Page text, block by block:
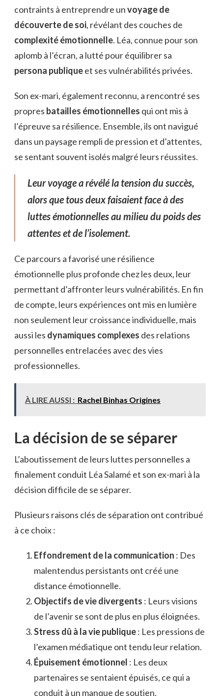
contraints à entreprendre unvoyage de
découverte de soi, révélant des couches de
complexité émotionnelle. Léa, connue pour son
aplomb à l’écran, a lutté pour équilibrer sa
persona publiqueet ses vulnérabilités privées.
Son ex-mari, également reconnu, a rencontré ses
propres batailles émotionnelles qui ont mis à
l’épreuve sa résilience. Ensemble, ils ont navigué
dans un paysage rempli de pression et d’attentes,
se sentant souvent isolés malgré leurs réussites.
Leur voyage a révélé la tension du succès,
alors que tous deux faisaient face à des
luttes émotionnelles au milieu du poids des
attentes et de l’isolement.
Ce parcours a favorisé une résilience
émotionnelle plus profonde chez les deux, leur
permettant d’affronter leurs vulnérabilités. En fin
de compte, leurs expériences ont mis en lumière
non seulement leur croissance individuelle, mais
aussi les dynamiques complexes des relations
personnelles entrelacées avec des vies
professionnelles.
À LIRE AUSSI : Rachel Binhas Origines
La décision de se séparer
L’aboutissement de leurs luttes personnelles a
finalement conduit Léa Salamé et son ex-mari à la
décision difficile de se séparer.
Plusieurs raisons clés de séparation ont contribué
à ce choix :
Effondrement de la communication : Des
malentendus persistants ont créé une
distance émotionnelle.
Objectifs de vie divergents : Leurs visions
de l’avenir se sont de plus en plus éloignées.
Stress dû à la vie publique: Les pressions de
l’examen médiatique ont tendu leur relation.
Épuisement émotionnel : Les deux
partenaires se sentaient épuisés, ce qui a
conduit à un manque de soutien.